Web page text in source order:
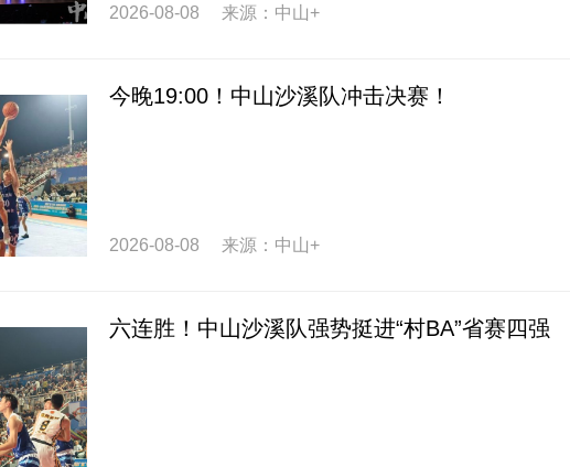
2026-08-08 来源：中山+
今晚19:00！中山沙溪队冲击决赛！
2026-08-08 来源：中山+
六连胜！中山沙溪队强势挺进“村BA”省赛四强